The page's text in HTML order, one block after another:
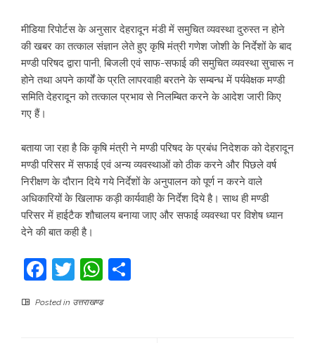
मीडिया रिपोर्टस के अनुसार देहरादून मंडी में समुचित व्यवस्था दुरुस्त न होने
की खबर का तत्काल संज्ञान लेते हुए कृषि मंत्री गणेश जोशी के निर्देशों के बाद
मण्डी परिषद द्वारा पानी, बिजली एवं साफ-सफाई की समुचित व्यवस्था सुचारू न
होने तथा अपने कार्यों के प्रति लापरवाही बरतने के सम्बन्ध में पर्यवेक्षक मण्डी
समिति देहरादून को तत्काल प्रभाव से निलम्बित करने के आदेश जारी किए
गए हैं।
बताया जा रहा है कि कृषि मंत्री ने मण्डी परिषद के प्रबंध निदेशक को देहरादून
मण्डी परिसर में सफाई एवं अन्य व्यवस्थाओं को ठीक करने और पिछले वर्ष
निरीक्षण के दौरान दिये गये निर्देशों के अनुपालन को पूर्ण न करने वाले
अधिकारियों के खिलाफ कड़ी कार्यवाही के निर्देश दिये है। साथ ही मण्डी
परिसर में हाईटैक शौचालय बनाया जाए और सफाई व्यवस्था पर विशेष ध्यान
देने की बात कही है।
Facebook
TwitterWhatsApp
Posted in उत्तराखण्ड